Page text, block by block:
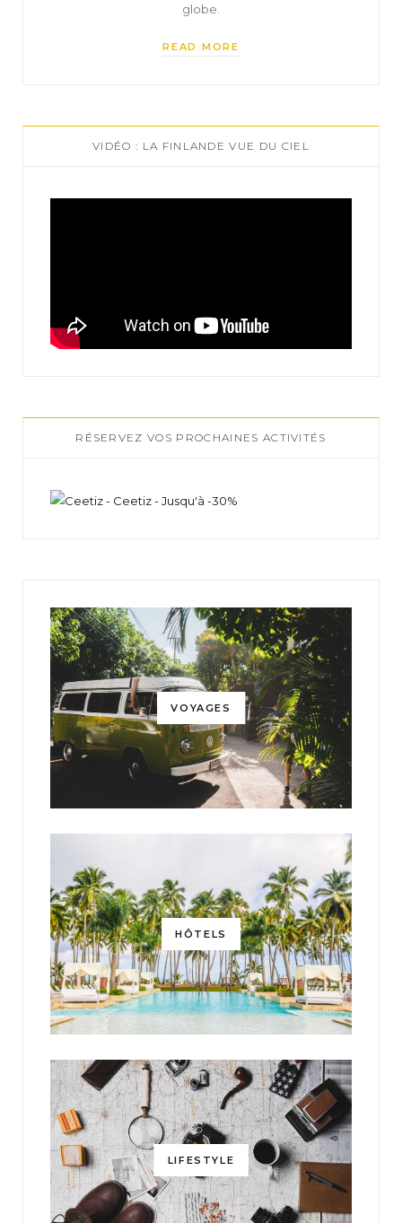
globe.
READ MORE
VIDÉO : LA FINLANDE VUE DU CIEL
RÉSERVEZ VOS PROCHAINES ACTIVITÉS
VOYAGES
HÔTELS
LIFESTYLE